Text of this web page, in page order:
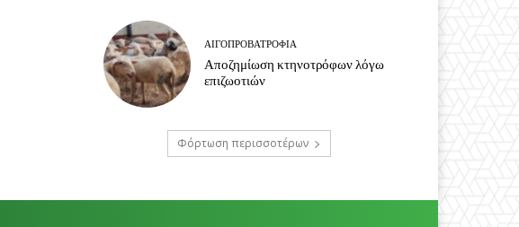
ΑΙΓΟΠΡΟΒΑΤΡΟΦΊΑ
Αποζημίωση κτηνοτρόφων λόγω
επιζωοτιών
Φόρτωση περισσοτέρων